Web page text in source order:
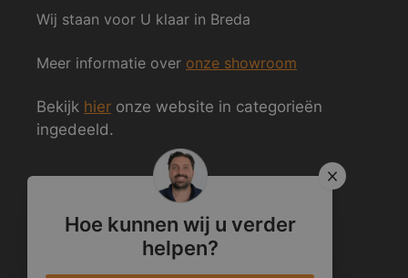
Hoe kunnen wij u verder
helpen?
Wij staan voor U klaar in Breda
Meer informatie over onze showroom
Bekijk hier onze website in categorieën
ingedeeld.
Volg ons ook op Social Media